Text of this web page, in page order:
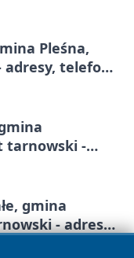
Pleśna,
telefony,
tarnowski -
gmina
- adresy,